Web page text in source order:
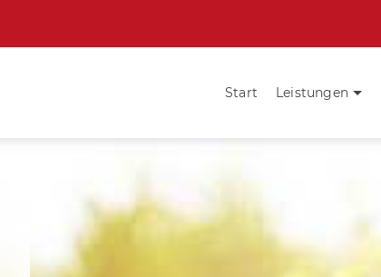
Start Leistungen